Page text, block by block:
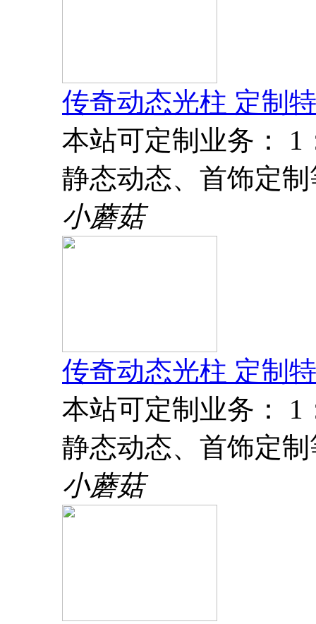
传奇动态光柱 定制
本站可定制业务： 1
静态动态、首饰定
小蘑菇
传奇动态光柱 定制
本站可定制业务： 1
静态动态、首饰定
小蘑菇